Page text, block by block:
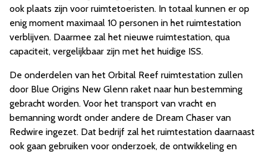
ook plaats zijn voor ruimtetoeristen. In totaal kunnen er op
enig moment maximaal 10 personen in het ruimtestation
verblijven. Daarmee zal het nieuwe ruimtestation, qua
capaciteit, vergelijkbaar zijn met het huidige ISS.
De onderdelen van het Orbital Reef ruimtestation zullen
door Blue Origins New Glenn raket naar hun bestemming
gebracht worden. Voor het transport van vracht en
bemanning wordt onder andere de Dream Chaser van
Redwire ingezet. Dat bedrijf zal het ruimtestation daarnaast
ook gaan gebruiken voor onderzoek, de ontwikkeling en